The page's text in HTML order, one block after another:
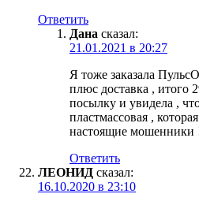
Ответить
Дана сказал:
21.01.2021 в 20:27
Я тоже заказала
плюс доставка , итого
посылку и увидела ,
пластмассовая ,
настоящие мошенники
Ответить
ЛЕОНИД сказал:
16.10.2020 в 23:10